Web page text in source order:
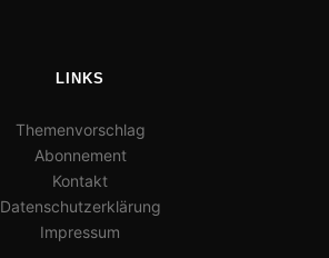
LINKS
Themenvorschlag
Abonnement
Kontakt
Datenschutzerklärung
Impressum